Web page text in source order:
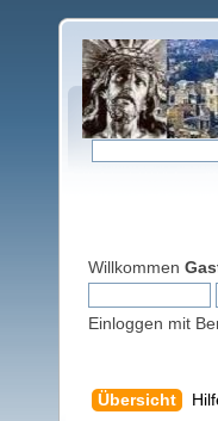
Willkommen
Einloggen mit
Übersicht